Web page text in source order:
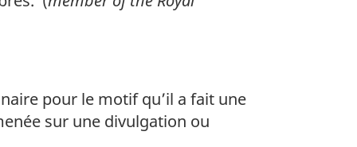
pour le motif qu’il a fait une
sur une divulgation ou